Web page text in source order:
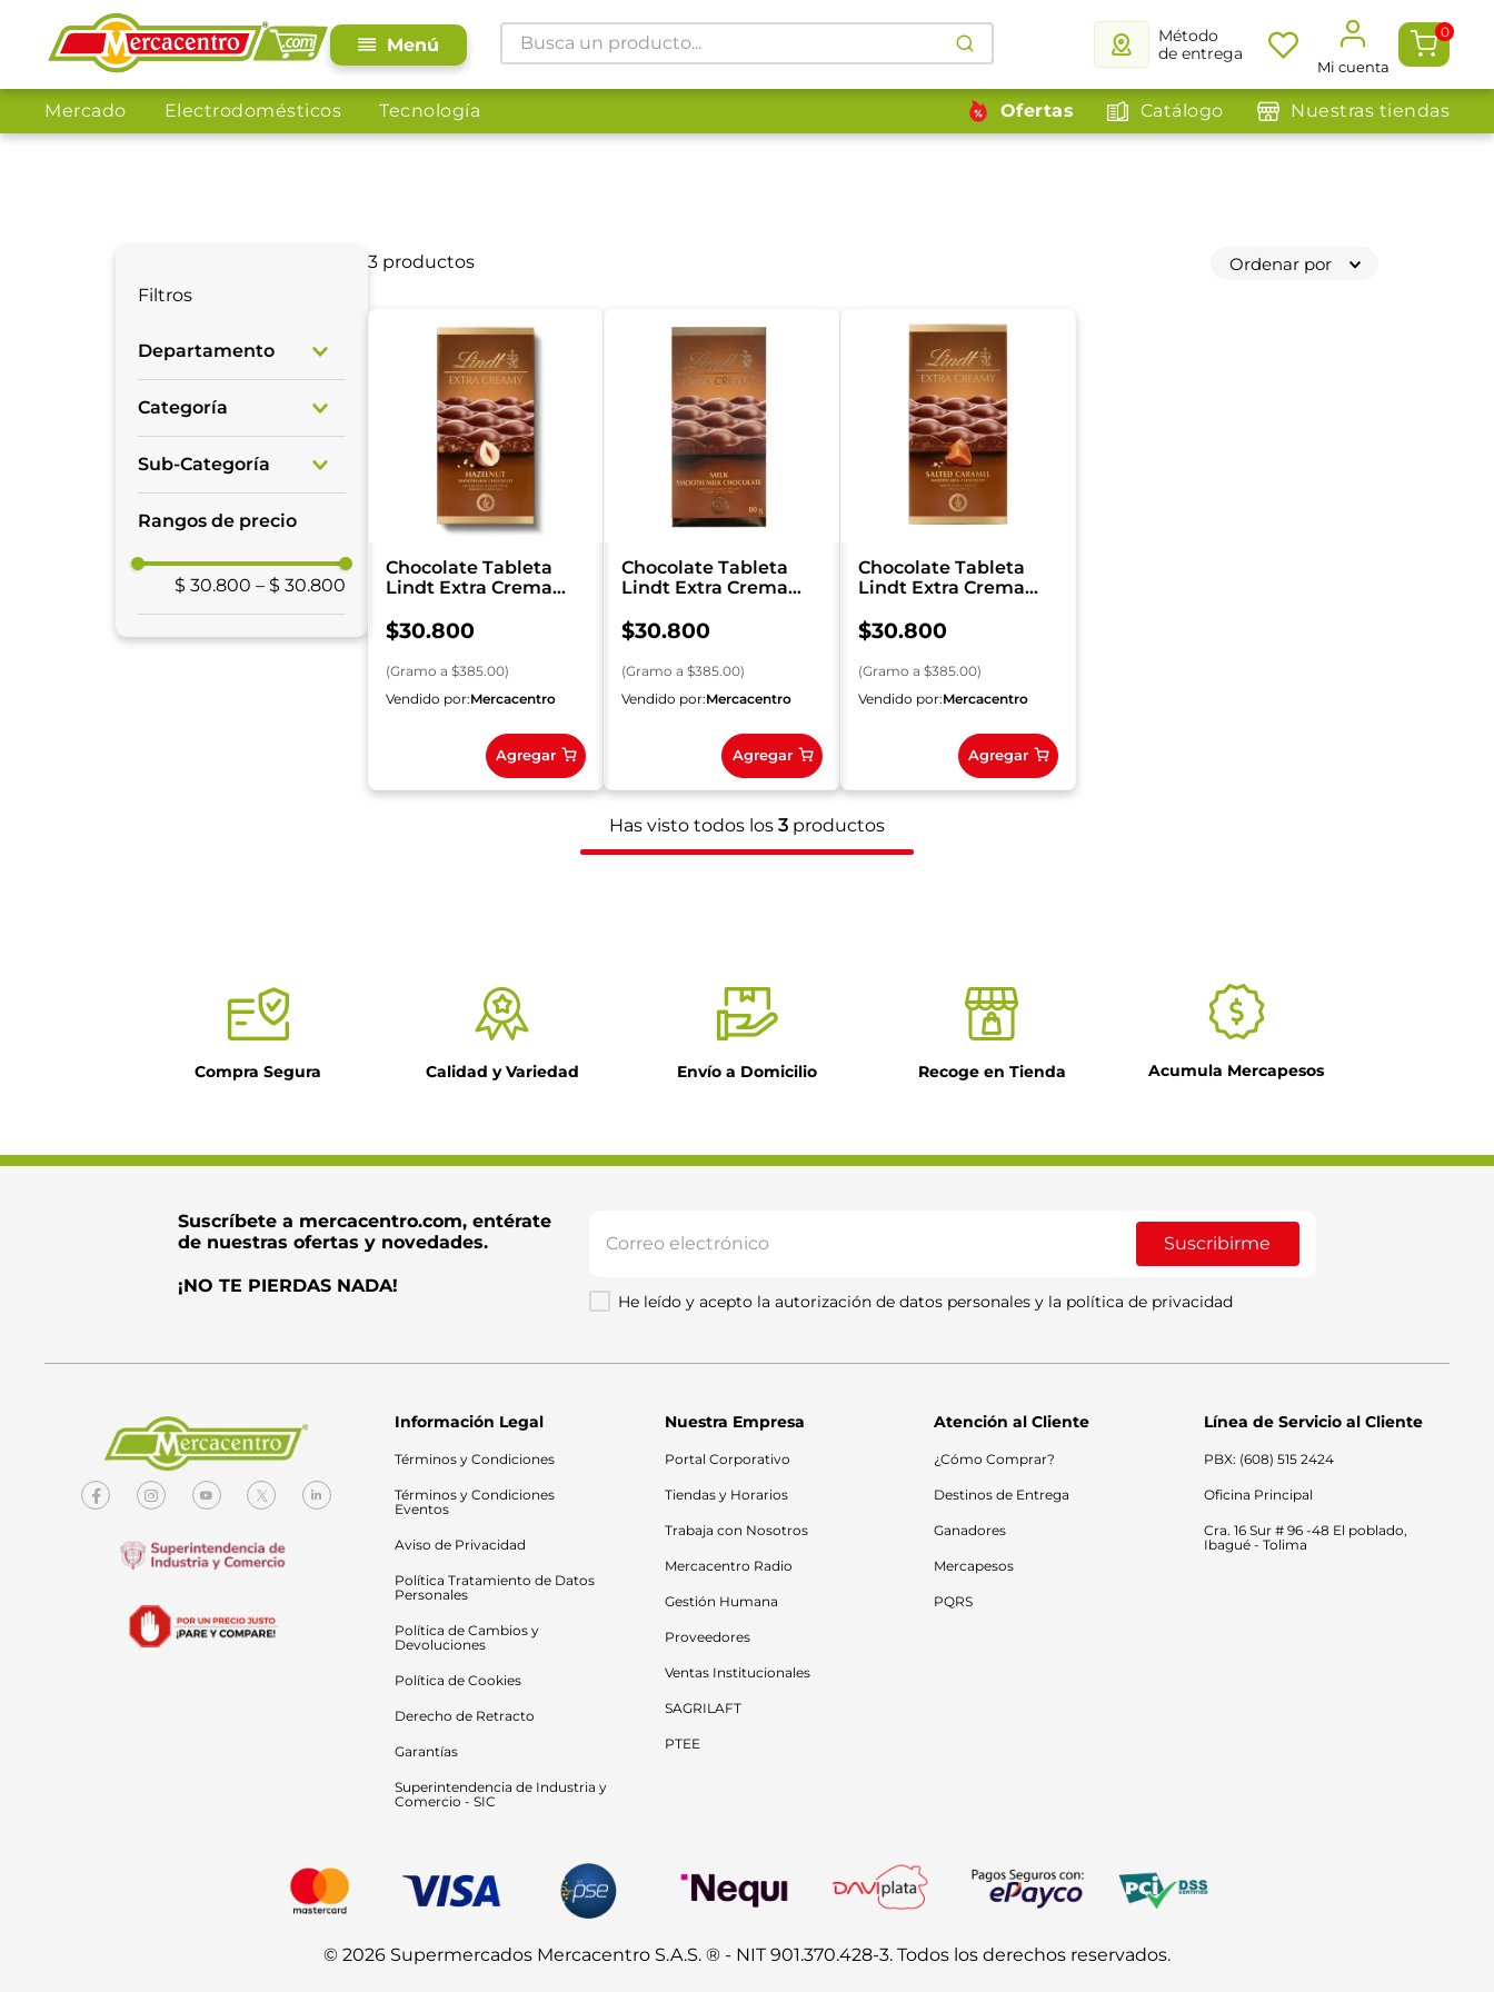
Busca un producto...
Método
de entrega
Mi cuenta
0
Mercado Electrodomésticos Tecnología Ofertas Catálogo Nuestras tiendas
Filtros
Departamento
Mercado
Categoría
Pasabocas
Sub-Categoría
Chocolates
Rangos de precio
$ 30.800 – $ 30.800
3 productos Ordenar por
Chocolate Tableta
Lindt Extra Crema
$30.800
(Gramo a $385.00)
Vendido por:Mercacentro
Agregar
Chocolate Tableta
Lindt Extra Crema
$30.800
(Gramo a $385.00)
Vendido por:Mercacentro
Agregar
Chocolate Tableta
Lindt Extra Crema
$30.800
(Gramo a $385.00)
Vendido por:Mercacentro
Agregar
Has visto todos los 3productos
Compra Segura Calidad y Variedad Envío a Domicilio Recoge en Tienda Acumula Mercapesos
Suscríbete a mercacentro.com, entérate
de nuestras ofertas y novedades.
¡NO TE PIERDAS NADA!
Suscribirme
He leído y acepto la autorización de datos personales y la política de privacidad
Información Legal
Términos y Condiciones
Términos y Condiciones
Eventos
Aviso de Privacidad
Política Tratamiento de Datos
Personales
Política de Cambios y
Devoluciones
Política de Cookies
Derecho de Retracto
Garantías
Superintendencia de Industria y
Comercio - SIC
Nuestra Empresa
Portal Corporativo
Tiendas y Horarios
Trabaja con Nosotros
Mercacentro Radio
Gestión Humana
Proveedores
Ventas Institucionales
SAGRILAFT
PTEE
Atención al Cliente
¿Cómo Comprar?
Destinos de Entrega
Ganadores
Mercapesos
PQRS
Línea de Servicio al Cliente
PBX: (608) 515 2424
Oficina Principal
Cra. 16 Sur # 96 -48 El poblado,
Ibagué - Tolima
© 2026 Supermercados Mercacentro S.A.S. ® - NIT 901.370.428-3. Todos los derechos reservados.